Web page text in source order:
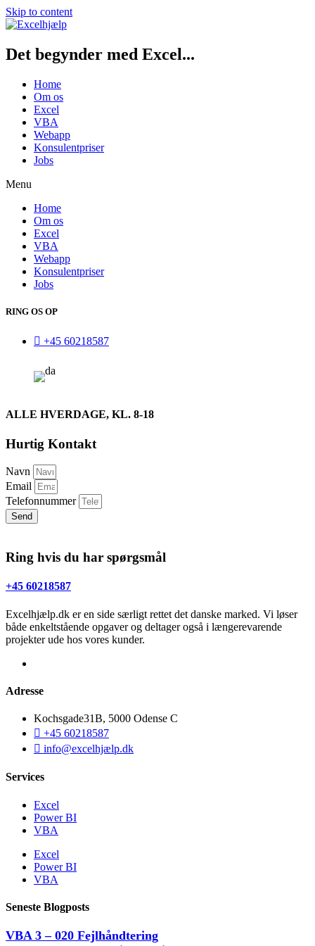
Skip to content
Det begynder med Excel...
Home
Om os
Excel
VBA
Webapp
Konsulentpriser
Jobs
Menu
Home
Om os
Excel
VBA
Webapp
Konsulentpriser
Jobs
RING OS OP
+45 60218587
ALLE HVERDAGE, KL. 8-18
Hurtig Kontakt
Navn
Email
Telefonnummer
Send
Ring hvis du har spørgsmål
+45 60218587
Excelhjælp.dk er en side særligt rettet det danske marked. Vi løser
både enkeltstående opgaver og deltager også i længerevarende
projekter ude hos vores kunder.
Adresse
Kochsgade31B, 5000 Odense C
+45 60218587
info@excelhjælp.dk
Services
Excel
Power BI
VBA
Excel
Power BI
VBA
Seneste Blogposts
VBA 3 – 020 Fejlhåndtering